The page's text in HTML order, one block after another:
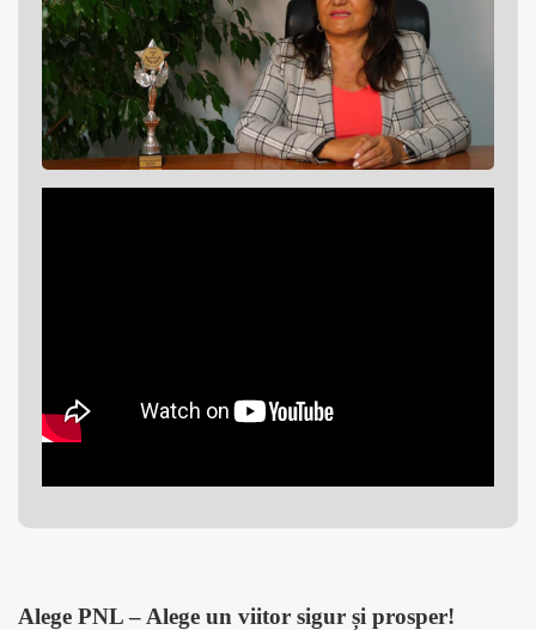
Alege PNL – Alege un viitor sigur și prosper!